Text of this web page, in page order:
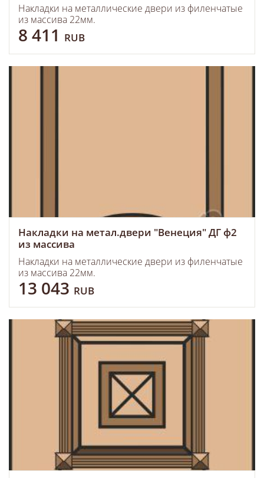
Накладки на металлические двери из филенчатые
из массива 22мм.
8 411 RUB
Накладки на метал.двери "Венеция" ДГ ф2
из массива
Накладки на металлические двери из филенчатые
из массива 22мм.
13 043 RUB